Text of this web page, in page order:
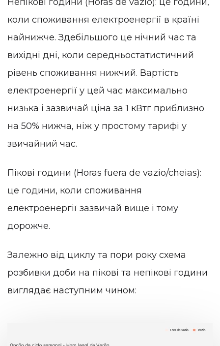
коли споживання електроенергії в країні
найнижче. Здебільшого це нічний час та
вихідні дні, коли середньостатистичний
рівень споживання нижчий. Вартість
електроенергії у цей час максимально
низька і зазвичай ціна за 1 кВтг приблизно
на 50% нижча, ніж у простому тарифі у
звичайний час.
Пікові години (Horas fuera de vazio/cheias):
це години, коли споживання
електроенергії зазвичай вище і тому
дорожче.
Залежно від циклу та пори року схема
розбивки доби на пікові та непікові години
виглядає наступним чином: